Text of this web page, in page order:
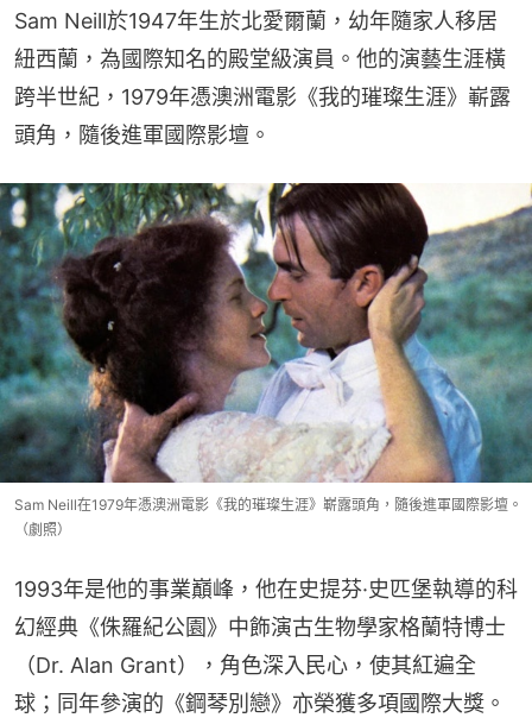
Sam Neill於1947年生於北愛爾蘭，幼年隨家人移居
紐西蘭，為國際知名的殿堂級演員。他的演藝生涯橫
跨半世紀，1979年憑澳洲電影《我的璀璨生涯》嶄露
頭角，隨後進軍國際影壇。
Sam Neill在1979年憑澳洲電影《我的璀璨生涯》嶄露頭角，隨後進軍國際影壇。
（劇照）
1993年是他的事業巔峰，他在史提芬·史匹堡執導的科
幻經典《侏羅紀公園》中飾演古生物學家格蘭特博士
（Dr. Alan Grant），角色深入民心，使其紅遍全
球；同年參演的《鋼琴別戀》亦榮獲多項國際大獎。